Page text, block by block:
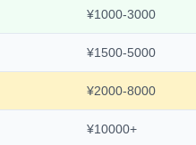
¥1000-3000
¥1500-5000
¥2000-8000
¥10000+